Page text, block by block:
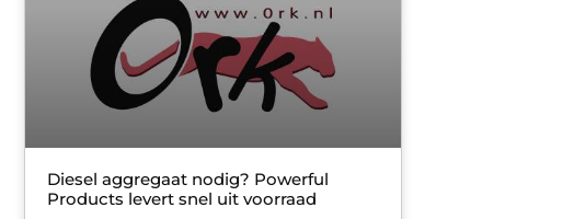
Diesel aggregaat nodig? Powerful
Products levert snel uit voorraad